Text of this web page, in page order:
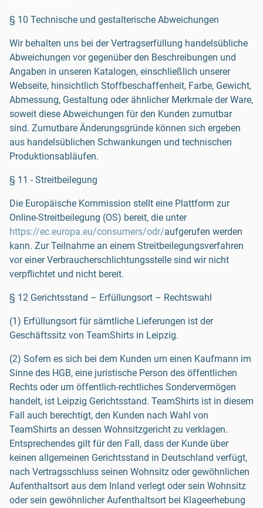
§ 10 Technische und gestalterische Abweichungen
Wir behalten uns bei der Vertragserfüllung handelsübliche
Abweichungen vor gegenüber den Beschreibungen und
Angaben in unseren Katalogen, einschließlich unserer
Webseite, hinsichtlich Stoffbeschaffenheit, Farbe, Gewicht,
Abmessung, Gestaltung oder ähnlicher Merkmale der Ware,
soweit diese Abweichungen für den Kunden zumutbar
sind. Zumutbare Änderungsgründe können sich ergeben
aus handelsüblichen Schwankungen und technischen
Produktionsabläufen.
§ 11 - Streitbeilegung
Die Europäische Kommission stellt eine Plattform zur
Online-Streitbeilegung (OS) bereit, die unter
https://ec.europa.eu/consumers/odr/aufgerufen werden
kann. Zur Teilnahme an einem Streitbeilegungsverfahren
vor einer Verbraucherschlichtungsstelle sind wir nicht
verpflichtet und nicht bereit.
§ 12 Gerichtsstand – Erfüllungsort – Rechtswahl
(1) Erfüllungsort für sämtliche Lieferungen ist der
Geschäftssitz von TeamShirts in Leipzig.
(2) Sofern es sich bei dem Kunden um einen Kaufmann im
Sinne des HGB, eine juristische Person des öffentlichen
Rechts oder um öffentlich-rechtliches Sondervermögen
handelt, ist Leipzig Gerichtsstand. TeamShirts ist in diesem
Fall auch berechtigt, den Kunden nach Wahl von
TeamShirts an dessen Wohnsitzgericht zu verklagen.
Entsprechendes gilt für den Fall, dass der Kunde über
keinen allgemeinen Gerichtsstand in Deutschland verfügt,
nach Vertragsschluss seinen Wohnsitz oder gewöhnlichen
Aufenthaltsort aus dem Inland verlegt oder sein Wohnsitz
oder sein gewöhnlicher Aufenthaltsort bei Klageerhebung